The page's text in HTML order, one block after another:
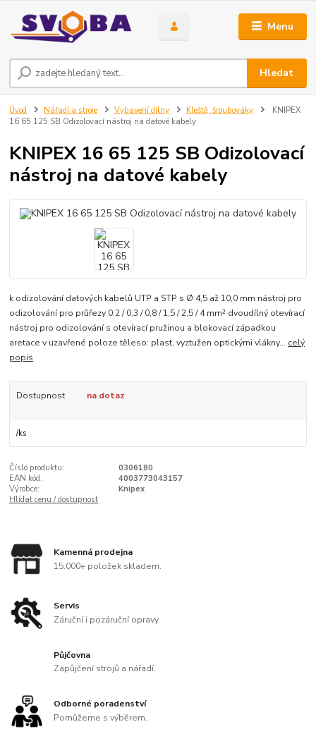
Menu
Hledat
Úvod Nářadí a stroje Vybavení dílny Kleště, šroubováky
KNIPEX
16 65 125 SB Odizolovací nástroj na datové kabely
KNIPEX 16 65 125 SB Odizolovací
nástroj na datové kabely
k odizolování datových kabelů UTP a STP s Ø 4,5 až 10,0 mm nástroj pro
odizolování pro průřezy 0,2 / 0,3 / 0,8 / 1,5 / 2,5 / 4 mm² dvoudílný otevírací
nástroj pro odizolování s otevírací pružinou a blokovací západkou
aretace v uzavřené poloze těleso: plast, vyztužen optickými vlákny... celý
popis
Dostupnost na dotaz
/ks
Číslo produktu:
0306180
EAN kód:
4003773043157
Výrobce:
Knipex
Hlídat cenu / dostupnost
Kamenná prodejna
15.000+ položek skladem.
Servis
Záruční i pozáruční opravy.
Půjčovna
Zapůjčení strojů a nářadí.
Odborné poradenství
Pomůžeme s výběrem.